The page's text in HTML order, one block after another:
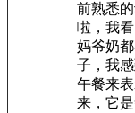
前熟悉
啦，我
妈爷奶
子，我
午餐来
来，它